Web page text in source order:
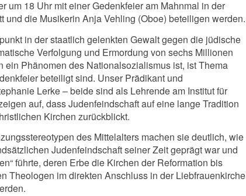
um 18 Uhr mit einer Gedenkfeier am Mahnmal in der
die Musikerin Anja Vehling (Oboe) beteiligen werden.
in der staatlich gelenkten Gewalt gegen die jüdische
Verfolgung und Ermordung von sechs Millionen
Phänomen des Nationalsozialismus ist, ist Thema
beteiligt sind. Unser Prädikant und
Lerke – beide sind als Lehrende am Institut für
auf, dass Judenfeindschaft auf eine lange Tradition
Kirchen zurückblickt.
des Mittelalters machen sie deutlich, wie
Judenfeindschaft seiner Zeit geprägt war und
führte, deren Erbe die Kirchen der Reformation bis
Theologen im direkten Anschluss in der Liebfrauenkirche